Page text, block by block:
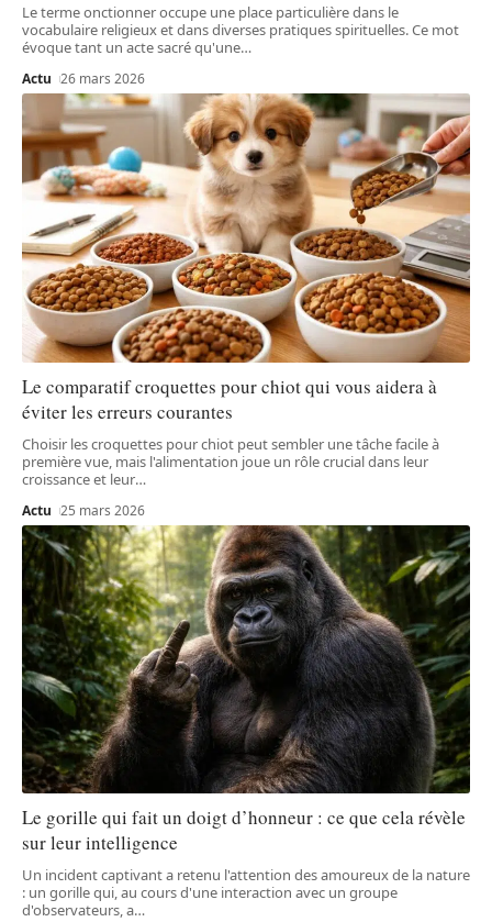
Le terme onctionner occupe une place particulière dans le
vocabulaire religieux et dans diverses pratiques spirituelles. Ce mot
évoque tant un acte sacré qu'une…
Actu 26 mars 2026
Le comparatif croquettes pour chiot qui vous aidera à
éviter les erreurs courantes
Choisir les croquettes pour chiot peut sembler une tâche facile à
première vue, mais l'alimentation joue un rôle crucial dans leur
croissance et leur…
Actu 25 mars 2026
Le gorille qui fait un doigt d’honneur : ce que cela révèle
sur leur intelligence
Un incident captivant a retenu l'attention des amoureux de la nature
: un gorille qui, au cours d'une interaction avec un groupe
d'observateurs, a…